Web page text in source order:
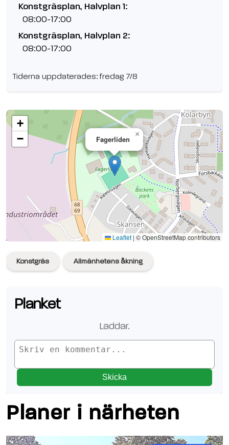
Konstgräsplan, Halvplan 1:
08:00-17:00
Konstgräsplan, Halvplan 2:
08:00-17:00
Tiderna uppdaterades: fredag 7/8
Fagerliden
×
+
−
Leaflet | © OpenStreetMap contributors
Se planen på Google Maps
Konstgräs Allmänhetens åkning
Planket
Laddar.
Skicka
Planer i närheten